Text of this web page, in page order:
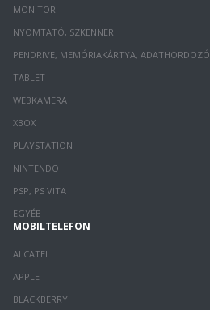
MONITOR
NYOMTATÓ, SZKENNER
PENDRIVE, MEMÓRIAKÁRTYA, ADATHORDOZÓ
TABLET
WEBKAMERA
XBOX
PLAYSTATION
NINTENDO
PSP, PS VITA
EGYÉB
MOBILTELEFON
ALCATEL
APPLE
BLACKBERRY